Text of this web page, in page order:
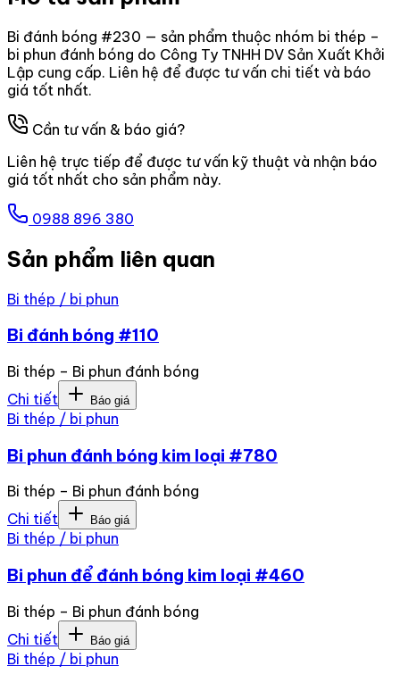
Bi đánh bóng #230 — sản phẩm thuộc nhóm bi thép –
bi phun đánh bóng do Công Ty TNHH DV Sản Xuất Khởi
Lập cung cấp. Liên hệ để được tư vấn chi tiết và báo
giá tốt nhất.
Cần tư vấn & báo giá?
Liên hệ trực tiếp để được tư vấn kỹ thuật và nhận báo
giá tốt nhất cho sản phẩm này.
0988 896 380
Sản phẩm liên quan
Bi thép / bi phun
Bi đánh bóng #110
Bi thép – Bi phun đánh bóng
Chi tiết
Báo giá
Bi thép / bi phun
Bi phun đánh bóng kim loại #780
Bi thép – Bi phun đánh bóng
Chi tiết
Báo giá
Bi thép / bi phun
Bi phun để đánh bóng kim loại #460
Bi thép – Bi phun đánh bóng
Chi tiết
Báo giá
Bi thép / bi phun